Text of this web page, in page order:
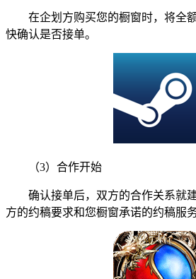
在企划方购买您的橱窗时，将全
快确认是否接单。
（3）合作开始
确认接单后，双方的合作关系就建
方的约稿要求和您橱窗承诺的约稿服务